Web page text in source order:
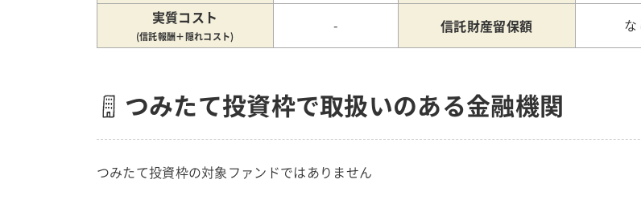
実質コスト
(信託報酬＋隠れコスト)
- 信託財産留保額 な
つみたて投資枠で取扱いのある金融機関
つみたて投資枠の対象ファンドではありません